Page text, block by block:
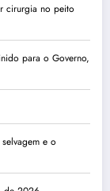
cirurgia no peito
para o Governo,
e o